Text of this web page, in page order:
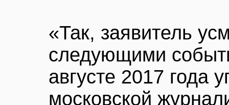
«Так, заявитель
следующими
августе 2017 года
московской